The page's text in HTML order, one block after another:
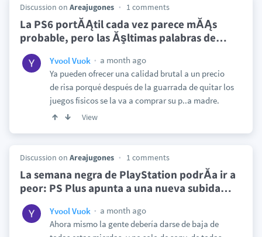
Discussion on Areajugones 1 comments
La PS6 portĂĄtil cada vez parece mĂĄs
probable, pero las Ăşltimas palabras de…
Yvool Vuok
a month ago
Ya pueden ofrecer una calidad brutal a un precio
de risa porqué después de la guarrada de quitar los
juegos físicos se la va a comprar su p..a madre.
View
Discussion on Areajugones 1 comments
La semana negra de PlayStation podrĂ­a ir a
peor: PS Plus apunta a una nueva subida…
Yvool Vuok
a month ago
Ahora mismo la gente debería darse de baja de